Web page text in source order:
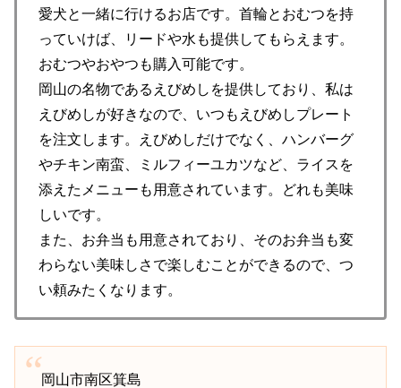
愛犬と一緒に行けるお店です。首輪とおむつを持
っていけば、リードや水も提供してもらえます。
おむつやおやつも購入可能です。
岡山の名物であるえびめしを提供しており、私は
えびめしが好きなので、いつもえびめしプレート
を注文します。えびめしだけでなく、ハンバーグ
やチキン南蛮、ミルフィーユカツなど、ライスを
添えたメニューも用意されています。どれも美味
しいです。
また、お弁当も用意されており、そのお弁当も変
わらない美味しさで楽しむことができるので、つ
い頼みたくなります。
岡山市南区箕島